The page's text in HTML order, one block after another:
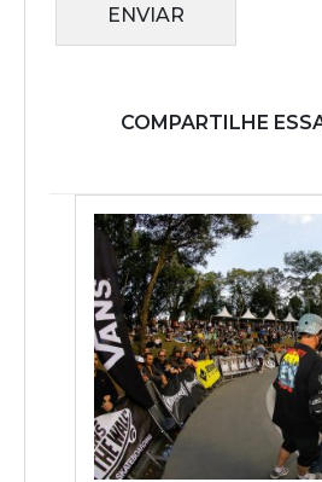
ENVIAR
COMPARTILHE